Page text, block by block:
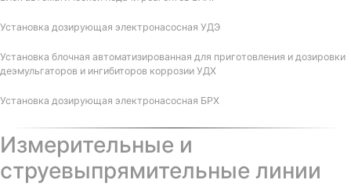
Установка дозирующая электронасосная УДЭ
Установка блочная автоматизированная для приготовления и дозировки
деэмульгаторов и ингибиторов коррозии УДХ
Установка дозирующая электронасосная БРХ
Измерительные и
струевыпрямительные линии